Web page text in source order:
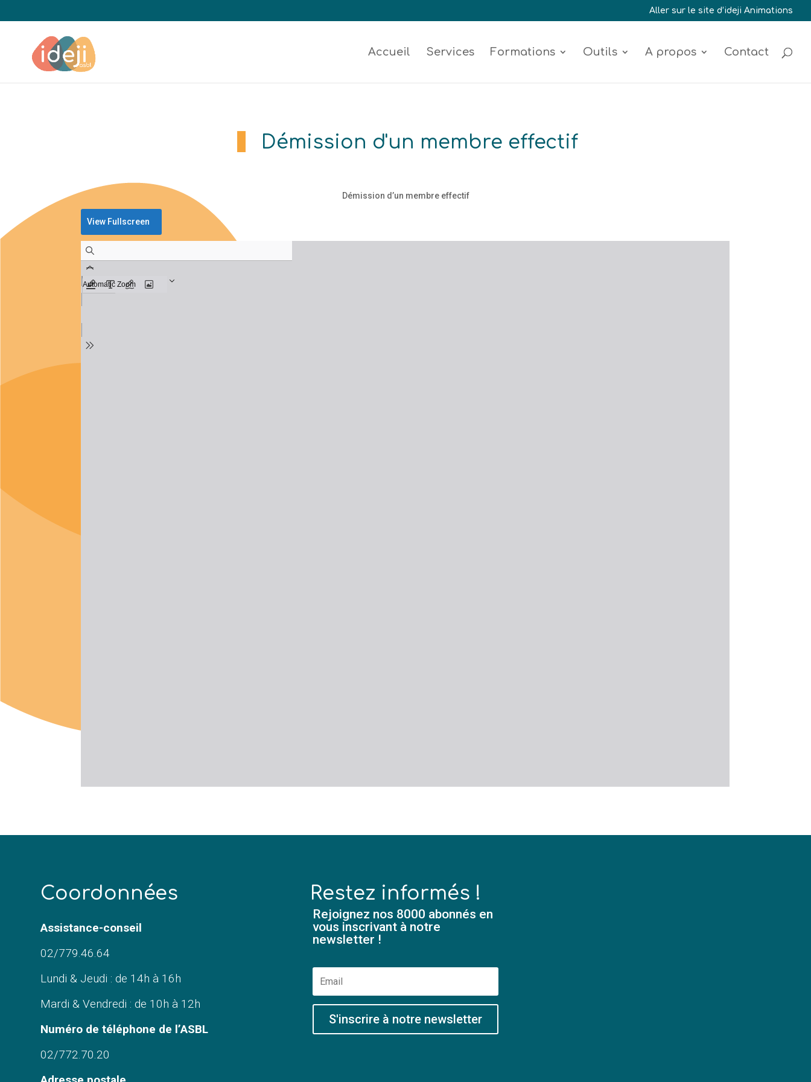
Aller sur le site d’ideji Animations
Accueil Services Formations Outils A propos Contact
Démission d'un membre effectif
Démission d’un membre effectif
View Fullscreen
Coordonnées
Assistance-conseil
02/779.46.64
Lundi & Jeudi : de 14h à 16h
Mardi & Vendredi : de 10h à 12h
Numéro de téléphone de l’ASBL
02/772.70.20
Restez informés !
Rejoignez nos 8000 abonnés en
vous inscrivant à notre
newsletter !
S'inscrire à notre newsletter